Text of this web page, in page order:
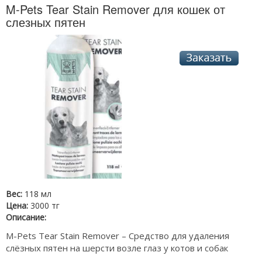
M-Pets Tear Stain Remover для кошек от
слезных пятен
Вес: 118 мл
Цена: 3000 тг
Описание:
M-Pets Tear Stain Remover – Средство для удаления
слёзных пятен на шерсти возле глаз у котов и собак